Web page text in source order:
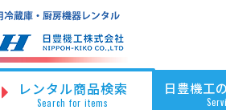
レンタル商品検索
Search for items
日豊機工